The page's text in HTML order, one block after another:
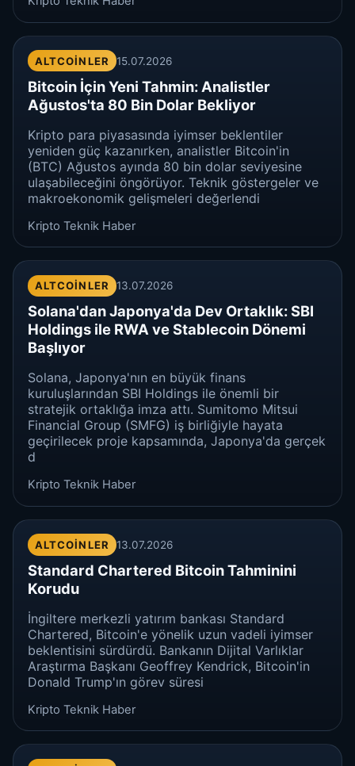
ALTCOINLER 15.07.2026
Bitcoin İçin Yeni Tahmin: Analistler
Ağustos'ta 80 Bin Dolar Bekliyor
Kripto para piyasasında iyimser beklentiler
yeniden güç kazanırken, analistler Bitcoin'in
(BTC) Ağustos ayında 80 bin dolar seviyesine
ulaşabileceğini öngörüyor. Teknik göstergeler ve
makroekonomik gelişmeleri değerlendi
Kripto Teknik Haber
ALTCOINLER 13.07.2026
Solana'dan Japonya'da Dev Ortaklık: SBI
Holdings ile RWA ve Stablecoin Dönemi
Başlıyor
Solana, Japonya'nın en büyük finans
kuruluşlarından SBI Holdings ile önemli bir
stratejik ortaklığa imza attı. Sumitomo Mitsui
Financial Group (SMFG) iş birliğiyle hayata
geçirilecek proje kapsamında, Japonya'da gerçek
d
Kripto Teknik Haber
ALTCOINLER 13.07.2026
Standard Chartered Bitcoin Tahminini
Korudu
İngiltere merkezli yatırım bankası Standard
Chartered, Bitcoin'e yönelik uzun vadeli iyimser
beklentisini sürdürdü. Bankanın Dijital Varlıklar
Araştırma Başkanı Geoffrey Kendrick, Bitcoin'in
Donald Trump'ın görev süresi
Kripto Teknik Haber